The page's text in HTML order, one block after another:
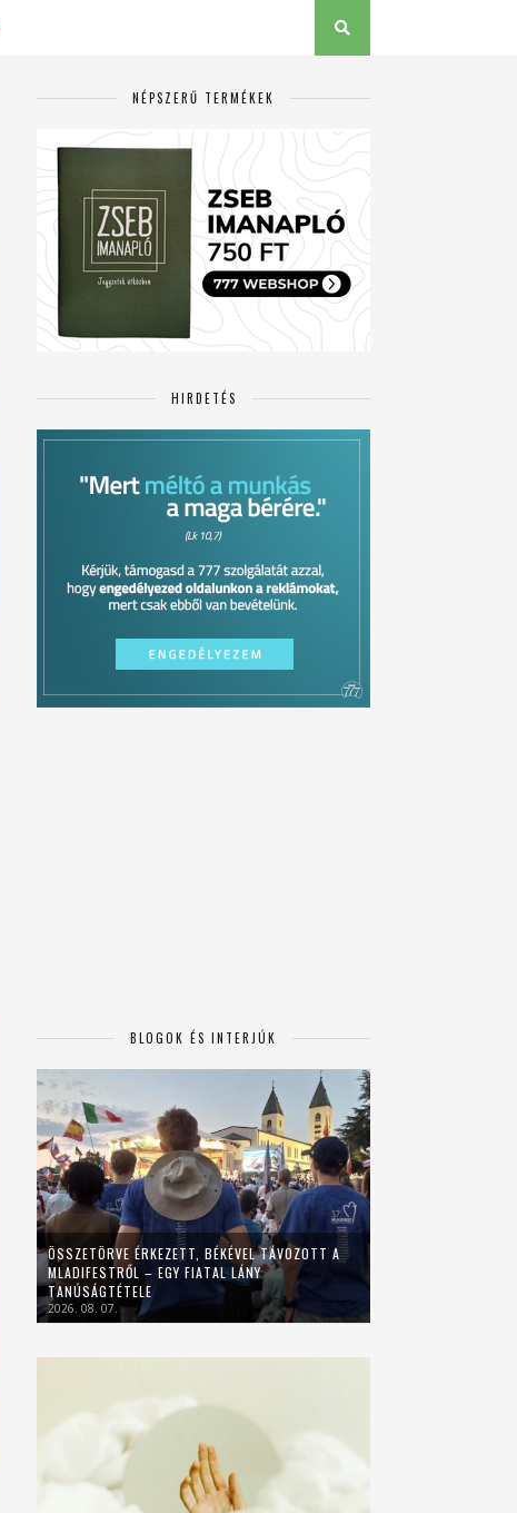
NÉPSZERŰ TERMÉKEK
HIRDETÉS
BLOGOK ÉS INTERJÚK
ÖSSZETÖRVE ÉRKEZETT, BÉKÉVEL TÁVOZOTT A
MLADIFESTRŐL – EGY FIATAL LÁNY
TANÚSÁGTÉTELE
2026. 08. 07.